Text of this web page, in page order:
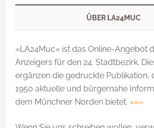
ÜBER LA24MUC
»LA24Muc« ist das Online-Angebot
Anzeigers für den 24. Stadtbezirk.
ergänzen die gedruckte Publi­kation,
1950 aktuelle und bürgernahe
dem Münchner Norden bietet. »»»